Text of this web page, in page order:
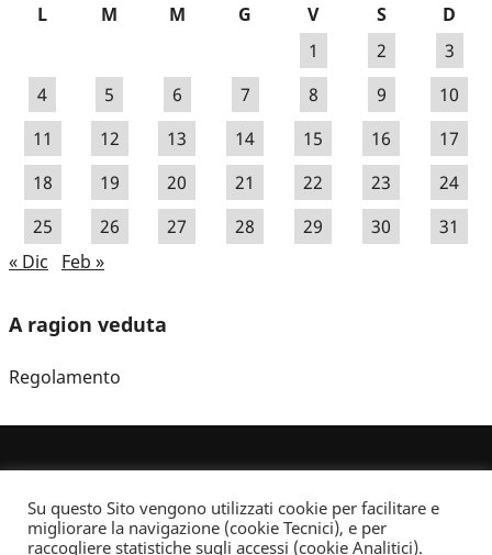
L M M G V S
D
1
2
3
4
5 6 7 8 9
10
11
12 13 14 15 16
17
18
19 20 21 22 23
24
25
26 27 28 29 30
31
« Dic
Feb »
A ragion veduta
Regolamento
Su questo Sito vengono utilizzati cookie per facilitare e
migliorare la navigazione (cookie Tecnici), e per
raccogliere statistiche sugli accessi (cookie Analitici).